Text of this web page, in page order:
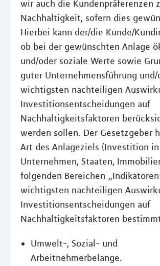
wir auch die Kundenpräferenzen
Nachhaltigkeit, sofern dies
Hierbei kann der/die Kunde/
ob bei der gewünschten Anlage
und/oder soziale Werte sowie
guter Unternehmensführung und/
wichtigsten nachteiligen
Investitionsentscheidungen auf
Nachhaltigkeitsfaktoren
werden sollen. Der Gesetzgeber
Art des Anlageziels (Investition in
Unternehmen, Staaten,
folgenden Bereichen
wichtigsten nachteiligen
Investitionsentscheidungen auf
Nachhaltigkeitsfaktoren
Umwelt-, Sozial- und
Arbeitnehmerbelange.